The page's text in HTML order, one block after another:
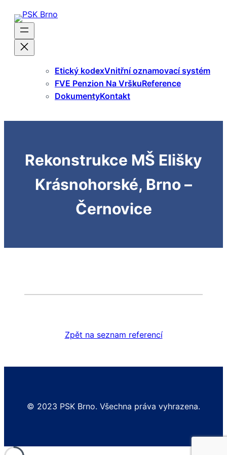
Přeskočit
obsah
Etický kodexVnitřní oznamovací systém
FVE Penzion Na VrškuReference
DokumentyKontakt
Rekonstrukce MŠ Elišky
Krásnohorské, Brno –
Černovice
Zpět na seznam referencí
© 2023 PSK Brno. Všechna práva vyhrazena.